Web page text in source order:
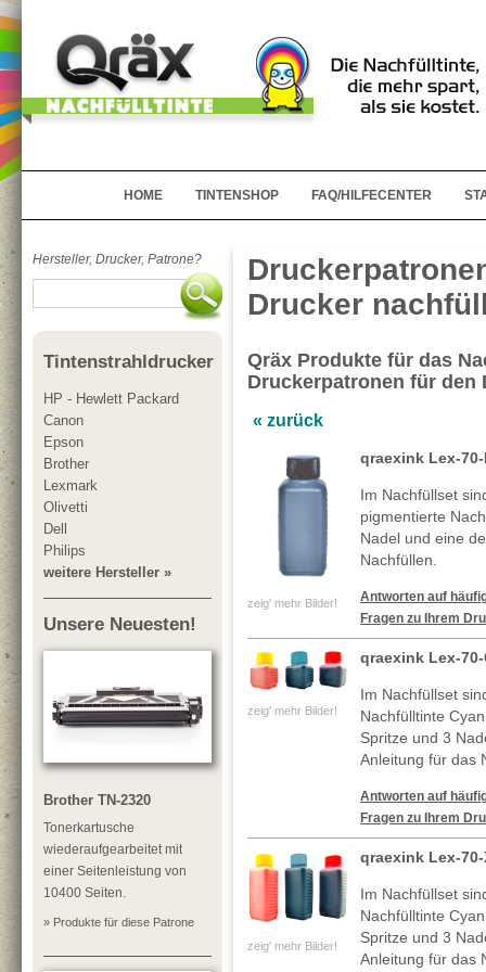
HOME TINTENSHOP FAQ/HILFECENTER
Hersteller, Drucker, Patrone?
Tintenstrahldrucker
HP - Hewlett Packard
Canon
Epson
Brother
Lexmark
Olivetti
Dell
Philips
weitere Hersteller »
Unsere Neuesten!
Brother TN-2320
Tonerkartusche
wiederaufgearbeitet mit
einer Seitenleistung von
10400 Seiten.
» Produkte für diese Patrone
Drucker
Qräx Produkte für das
Druckerpatronen für den
« zurück
zeig' mehr Bilder!
qraexink Lex-
Im Nachfüllset
pigmentierte
Nadel und eine
Nachfüllen.
Antworten auf
Fragen zu Ihrem
zeig' mehr Bilder!
qraexink Lex-70-
Im Nachfüllset
Nachfülltinte
Spritze und 3
Anleitung für das
Antworten auf
Fragen zu Ihrem
zeig' mehr Bilder!
qraexink Lex-70-
Im Nachfüllset
Nachfülltinte
Spritze und 3
Anleitung für das